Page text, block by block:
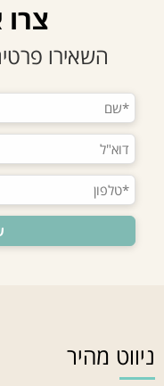
השאירו
ניווט מהיר